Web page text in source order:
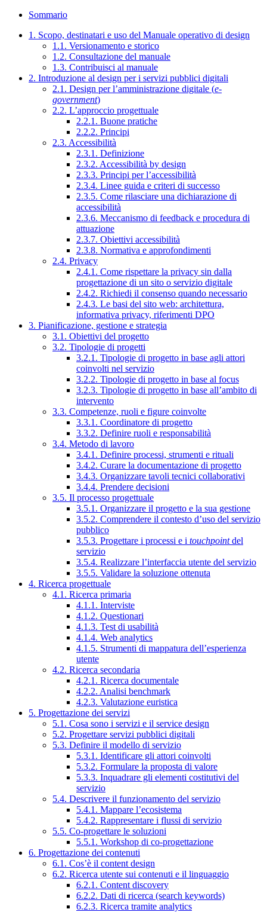
Sommario
1. Scopo, destinatari e uso del Manuale operativo di design
1.1. Versionamento e storico
1.2. Consultazione del manuale
1.3. Contribuisci al manuale
2. Introduzione al design per i servizi pubblici digitali
2.1. Design per l’amministrazione digitale (e-
government)
2.2. L’approccio progettuale
2.2.1. Buone pratiche
2.2.2. Principi
2.3. Accessibilità
2.3.1. Definizione
2.3.2. Accessibilità by design
2.3.3. Principi per l’accessibilità
2.3.4. Linee guida e criteri di successo
2.3.5. Come rilasciare una dichiarazione di
accessibilità
2.3.6. Meccanismo di feedback e procedura di
attuazione
2.3.7. Obiettivi accessibilità
2.3.8. Normativa e approfondimenti
2.4. Privacy
2.4.1. Come rispettare la privacy sin dalla
progettazione di un sito o servizio digitale
2.4.2. Richiedi il consenso quando necessario
2.4.3. Le basi del sito web: architettura,
informativa privacy, riferimenti DPO
3. Pianificazione, gestione e strategia
3.1. Obiettivi del progetto
3.2. Tipologie di progetti
3.2.1. Tipologie di progetto in base agli attori
coinvolti nel servizio
3.2.2. Tipologie di progetto in base al focus
3.2.3. Tipologie di progetto in base all’ambito di
intervento
3.3. Competenze, ruoli e figure coinvolte
3.3.1. Coordinatore di progetto
3.3.2. Definire ruoli e responsabilità
3.4. Metodo di lavoro
3.4.1. Definire processi, strumenti e rituali
3.4.2. Curare la documentazione di progetto
3.4.3. Organizzare tavoli tecnici collaborativi
3.4.4. Prendere decisioni
3.5. Il processo progettuale
3.5.1. Organizzare il progetto e la sua gestione
3.5.2. Comprendere il contesto d’uso del servizio
pubblico
3.5.3. Progettare i processi e i touchpointdel
servizio
3.5.4. Realizzare l’interfaccia utente del servizio
3.5.5. Validare la soluzione ottenuta
4. Ricerca progettuale
4.1. Ricerca primaria
4.1.1. Interviste
4.1.2. Questionari
4.1.3. Test di usabilità
4.1.4. Web analytics
4.1.5. Strumenti di mappatura dell’esperienza
utente
4.2. Ricerca secondaria
4.2.1. Ricerca documentale
4.2.2. Analisi benchmark
4.2.3. Valutazione euristica
5. Progettazione dei servizi
5.1. Cosa sono i servizi e il service design
5.2. Progettare servizi pubblici digitali
5.3. Definire il modello di servizio
5.3.1. Identificare gli attori coinvolti
5.3.2. Formulare la proposta di valore
5.3.3. Inquadrare gli elementi costitutivi del
servizio
5.4. Descrivere il funzionamento del servizio
5.4.1. Mappare l’ecosistema
5.4.2. Rappresentare i flussi di servizio
5.5. Co-progettare le soluzioni
5.5.1. Workshop di co-progettazione
6. Progettazione dei contenuti
6.1. Cos’è il content design
6.2. Ricerca utente sui contenuti e il linguaggio
6.2.1. Content discovery
6.2.2. Dati di ricerca (search keywords)
6.2.3. Ricerca tramite analytics